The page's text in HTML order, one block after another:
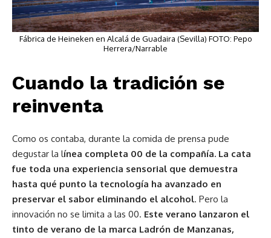
Fábrica de Heineken en Alcalá de Guadaira (Sevilla) FOTO: Pepo
Herrera/Narrable
Cuando la tradición se
reinventa
Como os contaba, durante la comida de prensa pude
degustar la línea completa 00 de la compañía. La cata
fue toda una experiencia sensorial que demuestra
hasta qué punto la tecnología ha avanzado en
preservar el sabor eliminando el alcohol. Pero la
innovación no se limita a las 00. Este verano lanzaron el
tinto de verano de la marca Ladrón de Manzanas,